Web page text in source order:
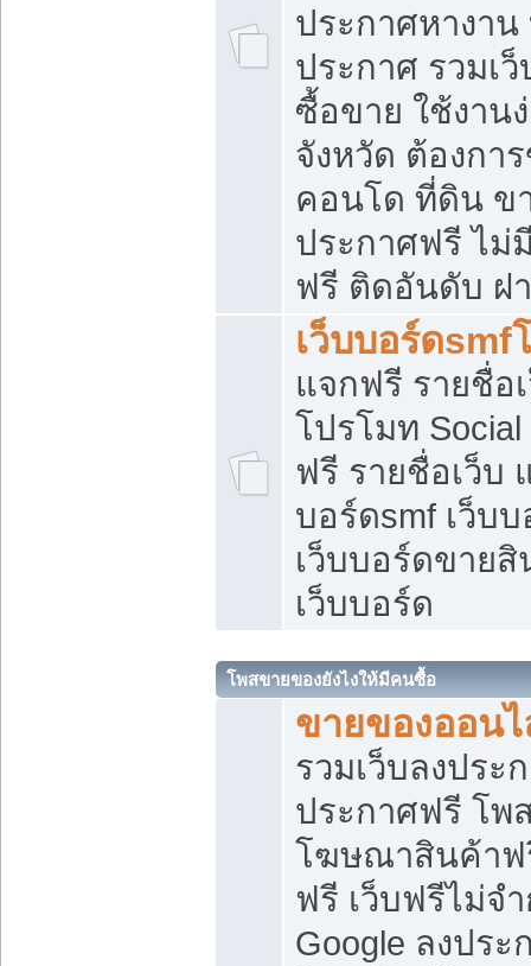
ประกาศหางาน
ประกาศ รวมเ
ซื้อขาย ใช้งาน
จังหวัด ต้องกา
คอนโด ที่ดิน ข
ประกาศฟรี ไม่
ฟรี ติดอันดับ ฝ
เว็บบอร์ดsmf
แจกฟรี รายชื่อ
โปรโมท
ฟรี รายชื่อเว็บ
บอร์ดsmf เว็บ
เว็บบอร์ดขาย
เว็บบอร์ด
โพสขายของยังไงให้มีคนซื้อ
ขายของออน
รวมเว็บลงประ
ประกาศฟรี โพ
โฆษณาสินค้าฟ
ฟรี เว็บฟรีไม่จ
Google ลงปร